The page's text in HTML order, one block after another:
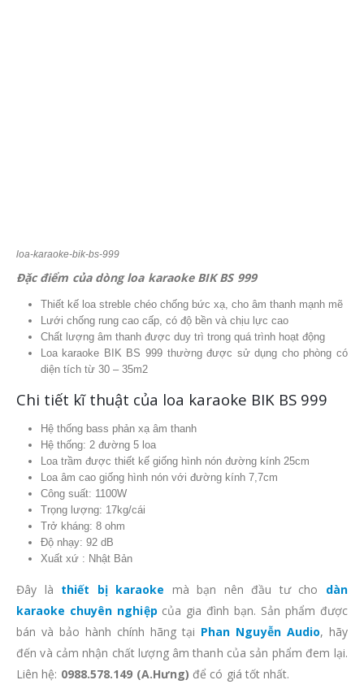
loa-karaoke-bik-bs-999
Đặc điểm của dòng loa karaoke BIK BS 999
Thiết kế loa streble chéo chống bức xạ, cho âm thanh mạnh mẽ
Lưới chống rung cao cấp, có độ bền và chịu lực cao
Chất lượng âm thanh được duy trì trong quá trình hoạt động
Loa karaoke BIK BS 999 thường được sử dụng cho phòng có
diện tích từ 30 – 35m2
Chi tiết kĩ thuật của loa karaoke BIK BS 999
Hệ thống bass phản xạ âm thanh
Hệ thống: 2 đường 5 loa
Loa trầm được thiết kế giống hình nón đường kính 25cm
Loa âm cao giống hình nón với đường kính 7,7cm
Công suất: 1100W
Trọng lượng: 17kg/cái
Trở kháng: 8 ohm
Độ nhạy: 92 dB
Xuất xứ : Nhật Bản
Đây là thiết bị karaoke mà bạn nên đầu tư cho dàn
karaoke chuyên nghiệp của gia đình bạn. Sản phẩm được
bán và bảo hành chính hãng tại Phan Nguyễn Audio, hãy
đến và cảm nhận chất lượng âm thanh của sản phẩm đem lại.
Liên hệ: 0988.578.149 (A.Hưng) để có giá tốt nhất.